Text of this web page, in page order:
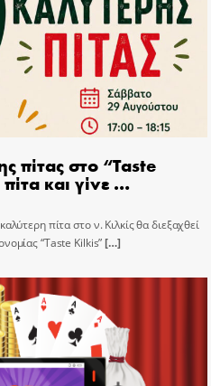
πίτας στο “Taste
και γίνε …
πίτα στο ν. Κιλκίς θα διεξαχθεί
“Taste Kilkis”[…]